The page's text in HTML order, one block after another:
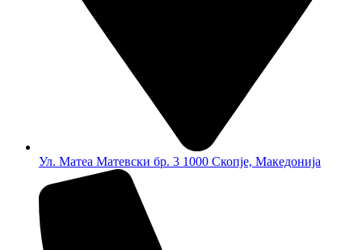
Ул. Матеа Матевски бр. 3 1000 Скопје, Македонија